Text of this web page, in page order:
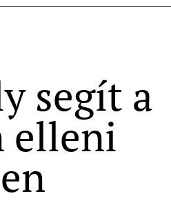
segít a
elleni